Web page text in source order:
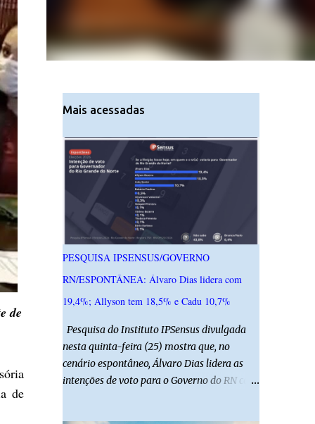
de
de
Mais acessadas
PESQUISA IPSENSUS/GOVERNO
RN/ESPONTÂNEA: Álvaro Dias lidera com
19,4%; Allyson tem 18,5% e Cadu 10,7%
Pesquisa do Instituto IPSensus divulgada
nesta quinta-feira (25) mostra que, no
cenário espontâneo, Álvaro Dias lidera as
intenções de voto para o Governo do RN com